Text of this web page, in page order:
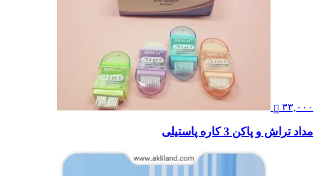
۳۳,۰۰۰
مداد تراش و پاکن 3 کاره پاستیلی